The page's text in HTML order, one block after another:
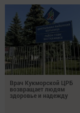
Врач Кукморской ЦРБ
возвращает людям
здоровье и надежду